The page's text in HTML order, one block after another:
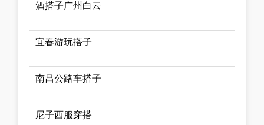
酒搭子广州白云
宜春游玩搭子
南昌公路车搭子
尼子西服穿搭